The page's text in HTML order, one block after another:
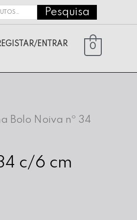
Pesquisa
ENTRAR 0
Bolo Noiva nº 34
c/6 cm